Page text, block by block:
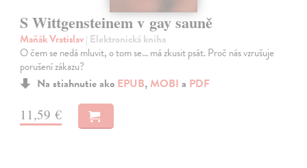
S Wittgensteinem v gay sauně
Maňák Vratislav| Elektronická kniha
O čem se nedá mluvit, o tom se… má zkusit psát. Proč nás vzrušuje
porušení zákazu?
Na stiahnutie ako EPUB, MOBI a PDF
11,59 €